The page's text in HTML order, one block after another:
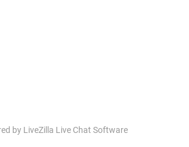
by LiveZilla Live Chat Software